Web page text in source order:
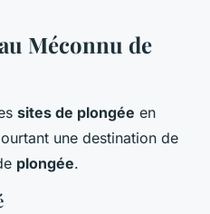
Méconnu de
sites de plongée en
une destination de
plongée.